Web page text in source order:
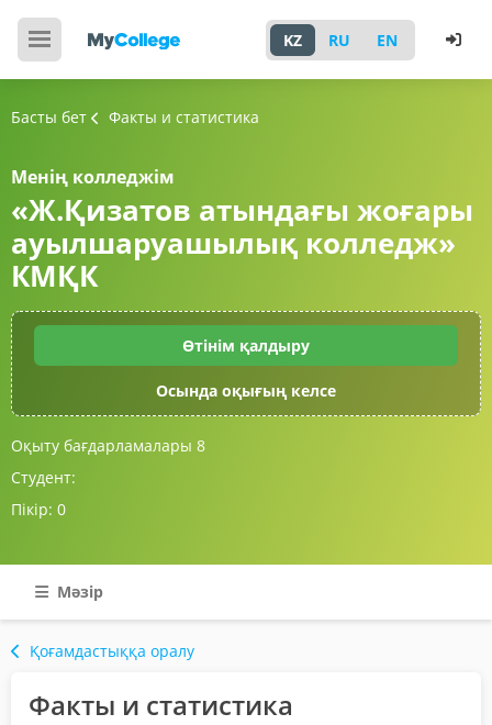
KZ RU EN
Басты бет Факты и статистика
Менің колледжім
«Ж.Қизатов атындағы жоғары
ауылшаруашылық колледж»
КМҚК
Өтінім қалдыру
Осында оқығың келсе
Оқыту бағдарламалары 8
Студент:
Пікір: 0
Мәзір
Қоғамдастыққа оралу
Факты и статистика